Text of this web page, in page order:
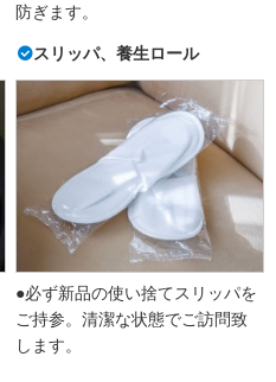
防ぎます。
スリッパ、養生ロール
●必ず新品の使い捨てスリッパを
ご持参。清潔な状態でご訪問致
します。